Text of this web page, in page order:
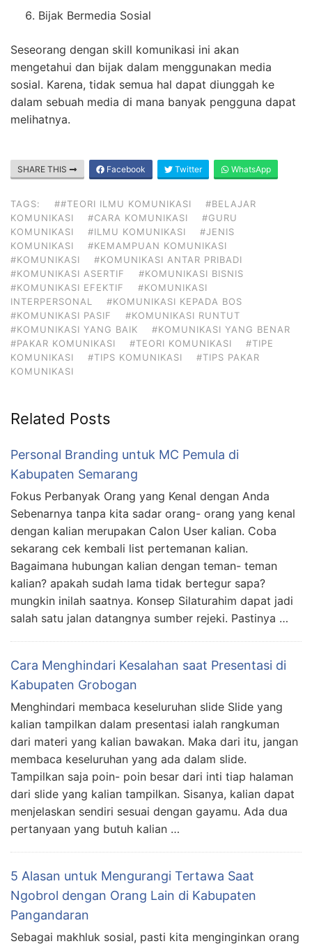
Bijak Bermedia Sosial
Seseorang dengan skill komunikasi ini akan
mengetahui dan bijak dalam menggunakan media
sosial. Karena, tidak semua hal dapat diunggah ke
dalam sebuah media di mana banyak pengguna dapat
melihatnya.
SHARE THIS Facebook Twitter WhatsApp
TAGS: ##TEORI ILMU KOMUNIKASI
#BELAJAR
KOMUNIKASI
#CARA KOMUNIKASI
#GURU
KOMUNIKASI
#ILMU KOMUNIKASI
#JENIS
KOMUNIKASI
#KEMAMPUAN KOMUNIKASI
#KOMUNIKASI
#KOMUNIKASI ANTAR PRIBADI
#KOMUNIKASI ASERTIF
#KOMUNIKASI BISNIS
#KOMUNIKASI EFEKTIF
#KOMUNIKASI
INTERPERSONAL
#KOMUNIKASI KEPADA BOS
#KOMUNIKASI PASIF
#KOMUNIKASI RUNTUT
#KOMUNIKASI YANG BAIK
#KOMUNIKASI YANG BENAR
#PAKAR KOMUNIKASI
#TEORI KOMUNIKASI
#TIPE
KOMUNIKASI
#TIPS KOMUNIKASI
#TIPS PAKAR
KOMUNIKASI
Related Posts
Personal Branding untuk MC Pemula di
Kabupaten Semarang
Fokus Perbanyak Orang yang Kenal dengan Anda
Sebenarnya tanpa kita sadar orang- orang yang kenal
dengan kalian merupakan Calon User kalian. Coba
sekarang cek kembali list pertemanan kalian.
Bagaimana hubungan kalian dengan teman- teman
kalian? apakah sudah lama tidak bertegur sapa?
mungkin inilah saatnya. Konsep Silaturahim dapat jadi
salah satu jalan datangnya sumber rejeki. Pastinya …
Cara Menghindari Kesalahan saat Presentasi di
Kabupaten Grobogan
Menghindari membaca keseluruhan slide Slide yang
kalian tampilkan dalam presentasi ialah rangkuman
dari materi yang kalian bawakan. Maka dari itu, jangan
membaca keseluruhan yang ada dalam slide.
Tampilkan saja poin- poin besar dari inti tiap halaman
dari slide yang kalian tampilkan. Sisanya, kalian dapat
menjelaskan sendiri sesuai dengan gayamu. Ada dua
pertanyaan yang butuh kalian …
5 Alasan untuk Mengurangi Tertawa Saat
Ngobrol dengan Orang Lain di Kabupaten
Pangandaran
Sebagai makhluk sosial, pasti kita menginginkan orang